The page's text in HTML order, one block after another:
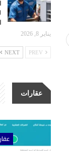
يناير 8, 2026
NEXT
عقارات